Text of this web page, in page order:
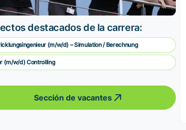
destacados de la carrera:
(m/w/d) – Simulation / Berechnung
(m/w/d) Controlling
Sección de vacantes